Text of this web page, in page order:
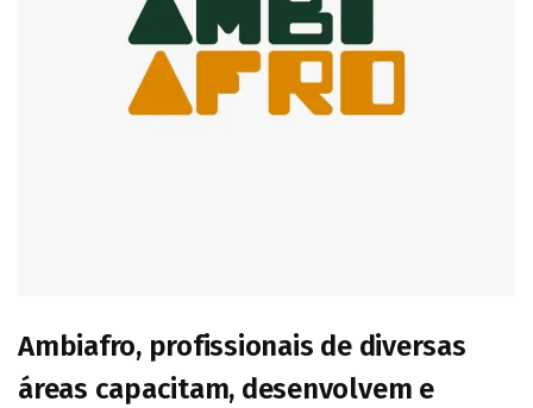
Ambiafro, profissionais de diversas
áreas capacitam, desenvolvem e